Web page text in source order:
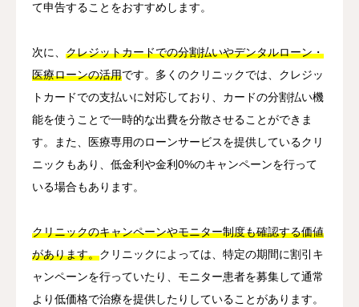
て申告することをおすすめします。
次に、 クレジットカードでの分割払いやデンタルローン・
医療ローンの活用です。多くのクリニックでは、クレジッ
トカードでの支払いに対応しており、カードの分割払い機
能を使うことで一時的な出費を分散させることができま
す。また、医療専用のローンサービスを提供しているクリ
ニックもあり、低金利や金利0%のキャンペーンを行って
いる場合もあります。
クリニックのキャンペーンやモニター制度も確認する価値
があります。クリニックによっては、特定の期間に割引キ
ャンペーンを行っていたり、モニター患者を募集して通常
より低価格で治療を提供したりしていることがあります。